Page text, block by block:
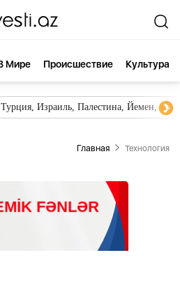
Мире Происшествие Культура
Израиль, Палестина, Йемен,
Главная Технология